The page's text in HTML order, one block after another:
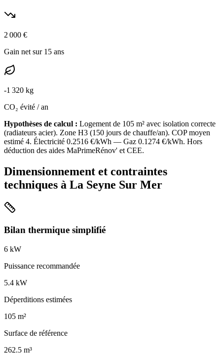
2 000 €
Gain net sur 15 ans
-1 320 kg
CO₂ évité / an
Hypothèses de calcul : Logement de 105 m² avec isolation correcte
(radiateurs acier). Zone H3 (150 jours de chauffe/an). COP moyen
estimé 4. Électricité 0.2516 €/kWh — Gaz 0.1274 €/kWh. Hors
déduction des aides MaPrimeRénov' et CEE.
Dimensionnement et contraintes
techniques à La Seyne Sur Mer
Bilan thermique simplifié
6 kW
Puissance recommandée
5.4 kW
Déperditions estimées
105 m²
Surface de référence
262.5 m³